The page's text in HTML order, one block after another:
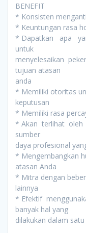
BENEFIT
* Konsisten
* Keuntungan rasa
* Dapatkan apa
untuk
menyelesaikan
tujuan atasan
anda
* Memiliki otoritas
keputusan
* Memiliki rasa
* Akan terlihat oleh
sumber
daya profesional
* Mengembangkan
atasan Anda
* Mitra dengan
lainnya
* Efektif
banyak hal yang
dilakukan dalam satu